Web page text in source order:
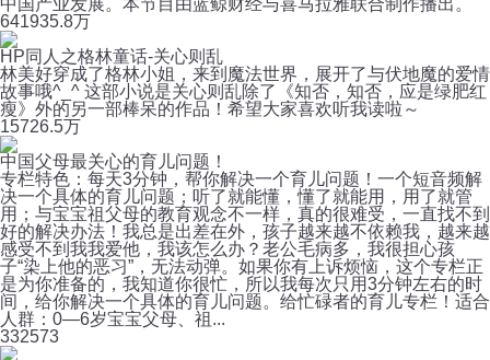
641935.8万
HP同人之格林童话-关心则乱
林美好穿成了格林小姐，来到魔法世界，展开了与伏地魔的爱情
故事哦^_^ 这部小说是关心则乱除了《知否，知否，应是绿肥红
瘦》外的另一部棒呆的作品！希望大家喜欢听我读啦～
15726.5万
中国父母最关心的育儿问题！
专栏特色：每天3分钟，帮你解决一个育儿问题！一个短音频解
决一个具体的育儿问题；听了就能懂，懂了就能用，用了就管
用；与宝宝祖父母的教育观念不一样，真的很难受，一直找不到
好的解决办法！我总是出差在外，孩子越来越不依赖我，越来越
感受不到我我爱他，我该怎么办？老公毛病多，我很担心孩
子“染上他的恶习”，无法动弹。如果你有上诉烦恼，这个专栏正
是为你准备的，我知道你很忙，所以我每次只用3分钟左右的时
间，给你解决一个具体的育儿问题。给忙碌者的育儿专栏！适合
人群：0—6岁宝宝父母、祖...
332573